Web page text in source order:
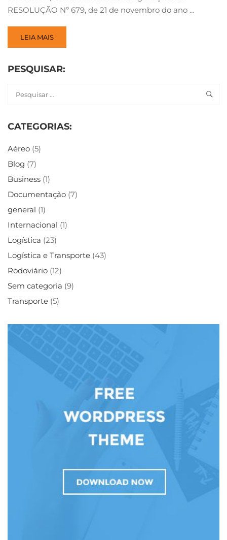
RESOLUÇÃO Nº 679, de 21 de novembro do ano …
LEIA MAIS
PESQUISAR:
CATEGORIAS:
Aéreo (5)
Blog (7)
Business (1)
Documentação (7)
general (1)
Internacional (1)
Logística (23)
Logística e Transporte (43)
Rodoviário (12)
Sem categoria (9)
Transporte (5)